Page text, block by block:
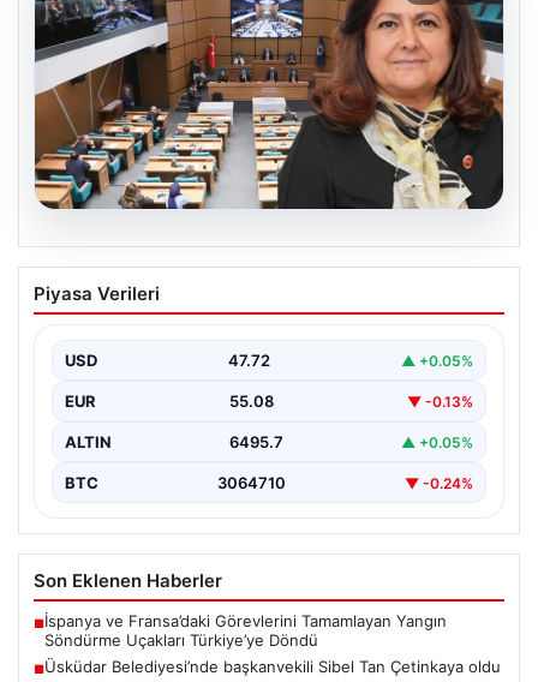
05.08.2026
Üsküdar Belediyesi’nde başkanvekili
Sibel Tan Çetinkaya oldu
Piyasa Verileri
USD 47.72 ▲ +0.05%
EUR 55.08 ▼ -0.13%
ALTIN 6495.7 ▲ +0.05%
BTC 3064710 ▼ -0.24%
Son Eklenen Haberler
■İspanya ve Fransa’daki Görevlerini Tamamlayan Yangın
Söndürme Uçakları Türkiye’ye Döndü
■Üsküdar Belediyesi’nde başkanvekili Sibel Tan Çetinkaya oldu